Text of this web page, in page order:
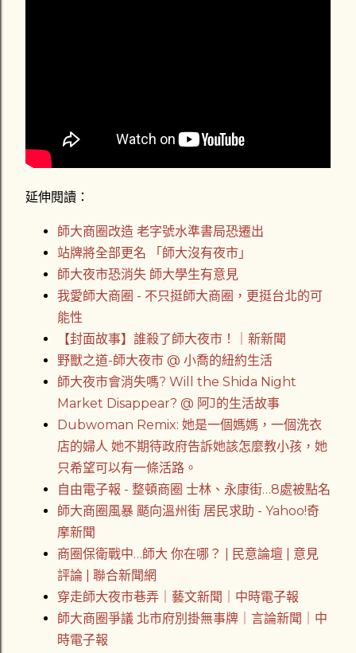
延伸閱讀：
師大商圈改造 老字號水準書局恐遷出
站牌將全部更名 「師大沒有夜市」
師大夜市恐消失 師大學生有意見
我愛師大商圈 - 不只挺師大商圈，更挺台北的可
能性
【封面故事】誰殺了師大夜市！｜新新聞
野獸之道-師大夜市 @ 小喬的紐約生活
師大夜市會消失嗎? Will the Shida Night
Market Disappear? @ 阿J的生活故事
Dubwoman Remix: 她是一個媽媽，一個洗衣
店的婦人 她不期待政府告訴她該怎麼教小孩，她
只希望可以有一條活路。
自由電子報 - 整頓商圈 士林、永康街…8處被點名
師大商圈風暴 颳向溫州街 居民求助 - Yahoo!奇
摩新聞
商圈保衛戰中…師大 你在哪？ | 民意論壇 | 意見
評論 | 聯合新聞網
穿走師大夜市巷弄｜藝文新聞｜中時電子報
師大商圈爭議 北市府別掛無事牌｜言論新聞｜中
時電子報